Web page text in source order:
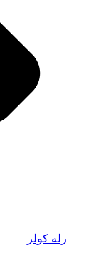
رله کولر